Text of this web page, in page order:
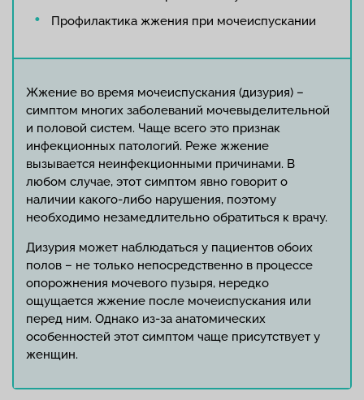
Профилактика жжения при мочеиспускании
Жжение во время мочеиспускания (дизурия) –
симптом многих заболеваний мочевыделительной
и половой систем. Чаще всего это признак
инфекционных патологий. Реже жжение
вызывается неинфекционными причинами. В
любом случае, этот симптом явно говорит о
наличии какого-либо нарушения, поэтому
необходимо незамедлительно обратиться к врачу.
Дизурия может наблюдаться у пациентов обоих
полов – не только непосредственно в процессе
опорожнения мочевого пузыря, нередко
ощущается жжение после мочеиспускания или
перед ним. Однако из-за анатомических
особенностей этот симптом чаще присутствует у
женщин.